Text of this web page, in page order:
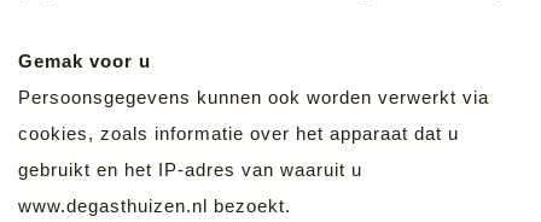
Gemak voor u
Persoonsgegevens kunnen ook worden verwerkt via
cookies, zoals informatie over het apparaat dat u
gebruikt en het IP-adres van waaruit u
www.degasthuizen.nl bezoekt.